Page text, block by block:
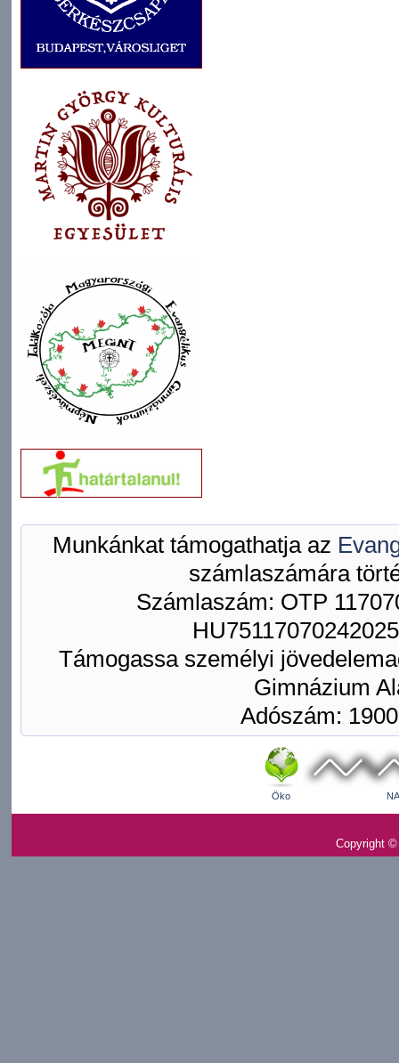
Munkánkat támogathatja az
számlaszámára
Számlaszám: OTP
Támogassa személyi
Gimnázium
Adószám:
Öko
Copyright